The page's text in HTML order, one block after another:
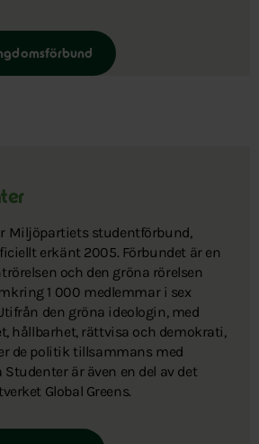
Miljöpartiets studentförbund,
erkänt 2005. Förbundet är en
och den gröna rörelsen
1 000 medlemmar i sex
den gröna ideologin, med
hållbarhet, rättvisa och demokrati,
de politik tillsammans med
är även en del av det
Global Greens.